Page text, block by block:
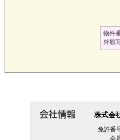
物件
外観
株式会
免許番
会